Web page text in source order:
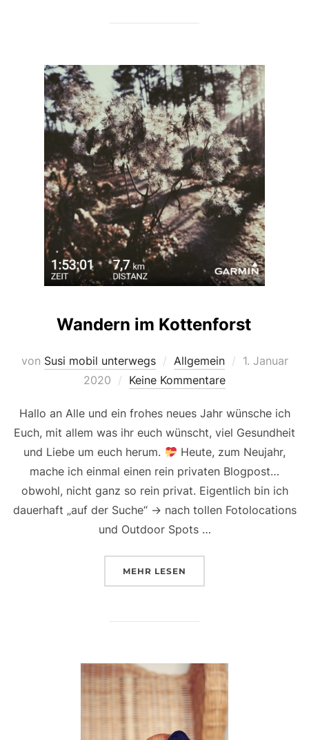
Wandern im Kottenforst
von Susi mobil unterwegs Allgemein
1. Januar
2020
Keine Kommentare
Hallo an Alle und ein frohes neues Jahr wünsche ich
Euch, mit allem was ihr euch wünscht, viel Gesundheit
und Liebe um euch herum.
Heute, zum Neujahr,
mache ich einmal einen rein privaten Blogpost…
obwohl, nicht ganz so rein privat. Eigentlich bin ich
dauerhaft „auf der Suche“ -> nach tollen Fotolocations
und Outdoor Spots …
MEHR ÜBER „WANDERN IM
LESEN